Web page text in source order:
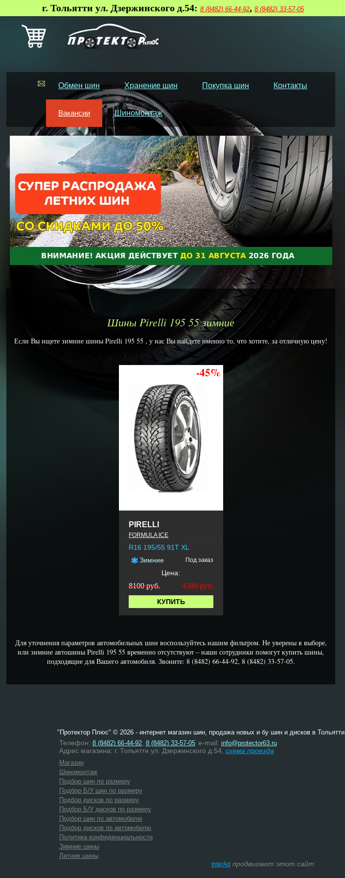
г. Тольятти ул. Дзержинского д.54: 8 (8482) 66-44-92, 8 (8482) 33-57-05
Обмен шин Хранение шин Покупка шин Контакты
Вакансии Шиномонтаж
Шины Pirelli 195 55 зимние
Если Вы ищете зимние шины Pirelli 195 55 , у нас Вы найдете именно то, что хотите, за отличную цену!
-45%
PIRELLI
FORMULA ICE
R16 195/55 91T XL
Зимние
Под заказ
Цена:
8100 руб. 4399 руб.
КУПИТЬ
Для уточнения параметров автомобильных шин воспользуйтесь нашим фильтром. Не уверены в выборе,
или зимние автошины Pirelli 195 55 временно отсутствуют – наши сотрудники помогут купить шины,
подходящие для Вашего автомобиля. Звоните: 8 (8482) 66-44-92, 8 (8482) 33-57-05.
"Протектор Плюс" © 2026 - интернет магазин шин, продажа новых и бу шин и дисков в Тольятти
Телефон: 8 (8482) 66-44-92, 8 (8482) 33-57-05 e-mail: info@protector63.ru
Адрес магазина: г. Тольятти ул. Дзержинского д.54, схема проезда
Магазин
Шиномонтаж
Подбор шин по размеру
Подбор Б/У шин по размеру
Подбор дисков по размеру
Подбор Б/У дисков по размеру
Подбор шин по автомобилю
Подбор дисков по автомобилю
Политика конфиденциальности
Зимние шины
Летние шины
InterAd продвигают этот сайт